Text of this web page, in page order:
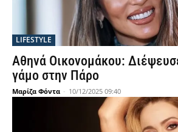
LIFESTYLE
Αθηνά Οικονομάκου:
γάμο στην Πάρο
Μαρίζα Φόντα - 10/12/2025 09:40